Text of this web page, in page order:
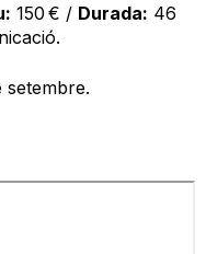
150 € / Durada: 46
setembre.